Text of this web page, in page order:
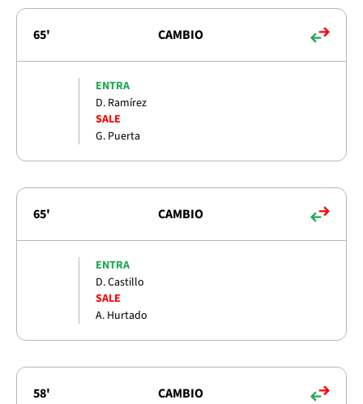
65' CAMBIO
ENTRA
D. Ramírez
SALE
G. Puerta
65' CAMBIO
ENTRA
D. Castillo
SALE
A. Hurtado
58' CAMBIO